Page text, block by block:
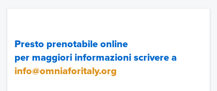
Presto prenotabile online
per maggiori informazioni scrivere a
info@omniaforitaly.org